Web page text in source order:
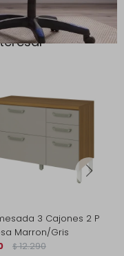
3 Cajones 2 P
Marron/Gris
$ 12.290